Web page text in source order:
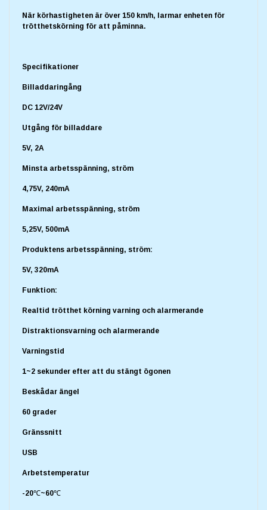
När körhastigheten är över 150 km/h, larmar enheten för
trötthetskörning för att påminna.
Specifikationer
Billaddaringång
DC 12V/24V
Utgång för billaddare
5V, 2A
Minsta arbetsspänning, ström
4,75V, 240mA
Maximal arbetsspänning, ström
5,25V, 500mA
Produktens arbetsspänning, ström:
5V, 320mA
Funktion:
Realtid trötthet körning varning och alarmerande
Distraktionsvarning och alarmerande
Varningstid
1~2 sekunder efter att du stängt ögonen
Beskådar ängel
60 grader
Gränssnitt
USB
Arbetstemperatur
-20℃~60℃